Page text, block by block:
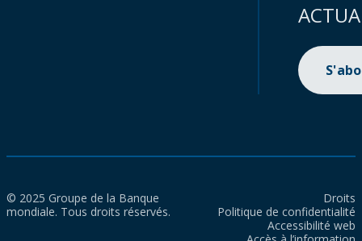
© 2025 Groupe de la Banque
mondiale. Tous droits réservés.
Droits
Politique de confidentialité
Accessibilité web